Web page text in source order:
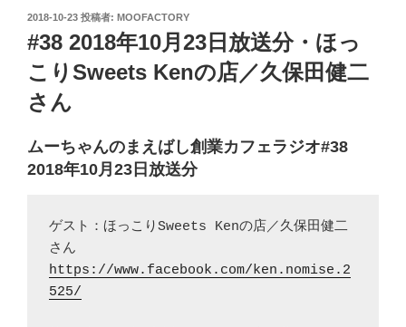
投
稿
日:
2018-10-23 投稿者: MOOFACTORY
#38 2018年10月23日放送分・ほっ
こりSweets Kenの店／久保田健二
さん
ムーちゃんのまえばし創業カフェラジオ#38
2018年10月23日放送分
ゲスト：ほっこりSweets Kenの店／久保田健二
https://www.facebook.com/ken.nomise.2
525/